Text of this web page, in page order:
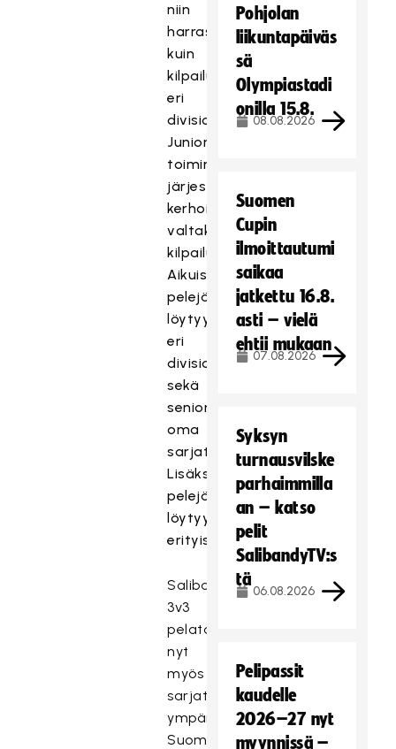
niin
harraste-
kuin
kilpailutoimintaa
eri
divisioonatasoissa.
Junioreille
toimintaa
järjestetään
kerhoista
valtakunnallisiin
kilpailusarjoihin.
Aikuisille
pelejä
löytyy
eri
divisioonatasoista
sekä
senioreille
oma
sarjatoiminta.
Lisäksi
pelejä
löytyy
erityisryhmille.
Salibandyn
3v3
pelataan
nyt
myös
sarjatoimintana
ympäri
Suomen.
Pohjolan
liikuntapäiväs
sä
Olympiastadi
onilla 15.8.
08.08.2026
Suomen
Cupin
ilmoittautumi
saikaa
jatkettu 16.8.
asti – vielä
ehtii mukaan
07.08.2026
Syksyn
turnausvilske
parhaimmilla
an – katso
pelit
SalibandyTV:s
tä
06.08.2026
Pelipassit
kaudelle
2026–27 nyt
myynnissä –